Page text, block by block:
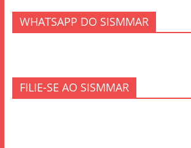
WHATSAPP DO SISMMAR
FILIE-SE AO SISMMAR